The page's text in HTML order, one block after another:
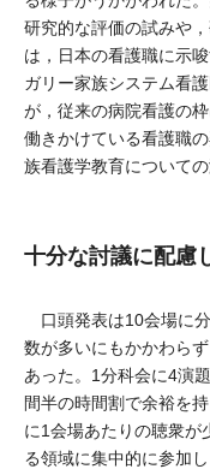
研究的な評価の試みや
は，日本の看護職に示
ガリー家族システム看
が，従来の病院看護の
働きかけている看護職
族看護学教育について
十分な討議に配慮
口頭発表は10会場に
数が多いにもかかわら
あった。1分科会に4演
間半の時間割で余裕を
に1会場あたりの聴衆が
る領域に集中的に参加